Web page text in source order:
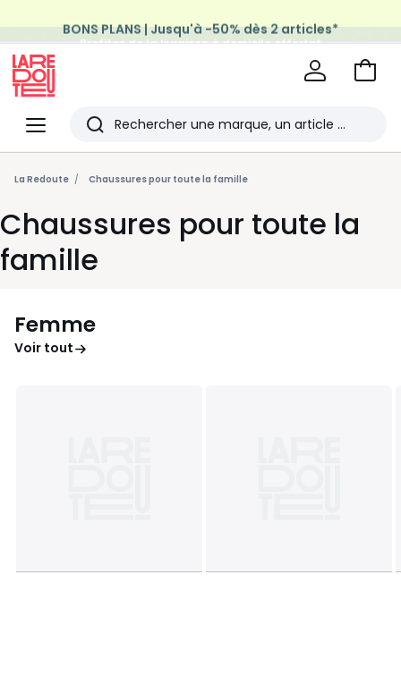
BONS PLANS | Jusqu'à -50% dès 2 articles*
Profitez de la livraison à domicile offerte*
Menu
Redoute
Rechercher
Les
derniers
articles
consultés
Aller
La Redoute Chaussures pour toute la famille
Chaussures pour toute la
famille
Femme
Voir tout